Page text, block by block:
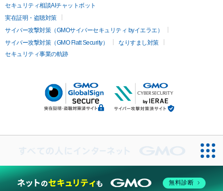
セキュリティ相談AIチャットボット
実在証明・盗聴対策
サイバー攻撃対策（GMOサイバーセキュリティ byイエラエ）
サイバー攻撃対策（GMO Flatt Security）
なりすまし対策
セキュリティ事業の軌跡
無料診断